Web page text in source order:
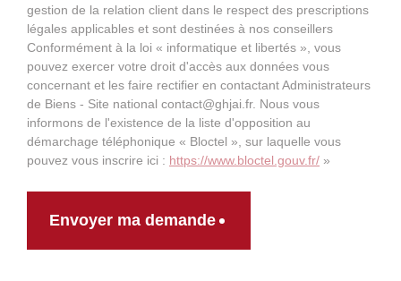
gestion de la relation client dans le respect des prescriptions
légales applicables et sont destinées à nos conseillers
Conformément à la loi « informatique et libertés », vous
pouvez exercer votre droit d'accès aux données vous
concernant et les faire rectifier en contactant Administrateurs
de Biens - Site national contact@ghjai.fr. Nous vous
informons de l'existence de la liste d'opposition au
démarchage téléphonique « Bloctel », sur laquelle vous
pouvez vous inscrire ici : https://www.bloctel.gouv.fr/ »
Envoyer ma demande